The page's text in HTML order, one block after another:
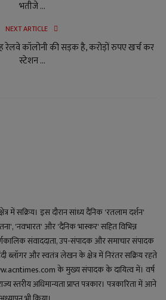
भतीजे ...
NEXT ARTICLE
रेलवे कॉलोनी की सड़क है, करोड़ों रुपए खर्च कर
स्टेशन ...
में सक्रिय। इस दौरान सांध्य दैनिक 'रतलाम दर्शन'
'नवभारत' और 'दैनिक भास्कर' सहित विभिन्न
संवाददाता, उप-संपादक और समाचार संपादक
ब्लॉगर और स्वतंत्र लेखन के क्षेत्र में निरंतर सक्रिय रहते
के मुख्य संपादक के दायित्व में। वर्ष
अधिमान्यता प्राप्त पत्रकार। पत्रकारिता में आने